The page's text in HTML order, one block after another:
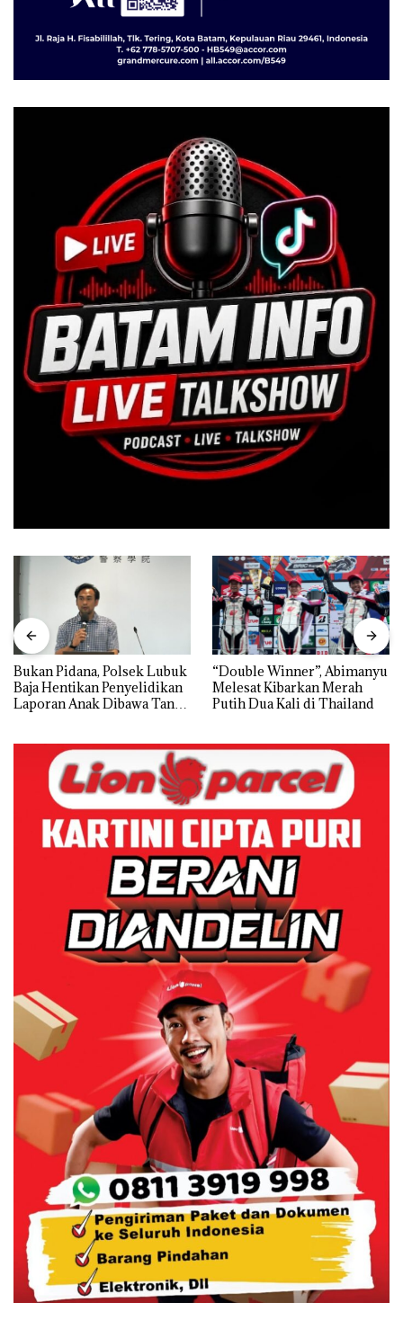
Bukan Pidana, Polsek Lubuk
Baja Hentikan Penyelidikan
Laporan Anak Dibawa Tanpa
“Double Winner”, Abimanyu
Melesat Kibarkan Merah
Putih Dua Kali di Thailand